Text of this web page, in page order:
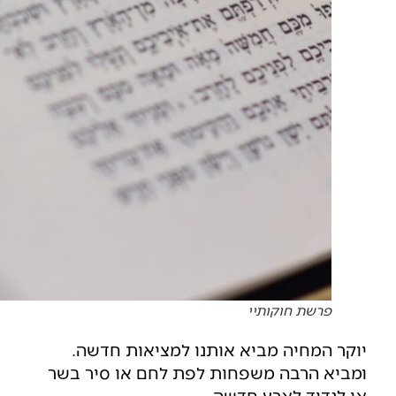
פרשת חוקותיי
יוקר המחיה מביא אותנו למציאות חדשה.
ומביא הרבה משפחות לפת לחם או סיר בשר